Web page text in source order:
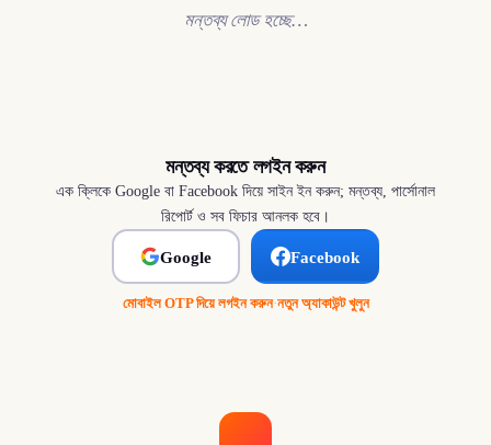
মন্তব্য লোড হচ্ছে…
মন্তব্য করতে লগইন করুন
এক ক্লিকে Google বা Facebook দিয়ে সাইন ইন করুন; মন্তব্য, পার্সোনাল
রিপোর্ট ও সব ফিচার আনলক হবে।
Google Facebook
মোবাইল OTP দিয়ে লগইন করুন·নতুন অ্যাকাউন্ট খুলুন